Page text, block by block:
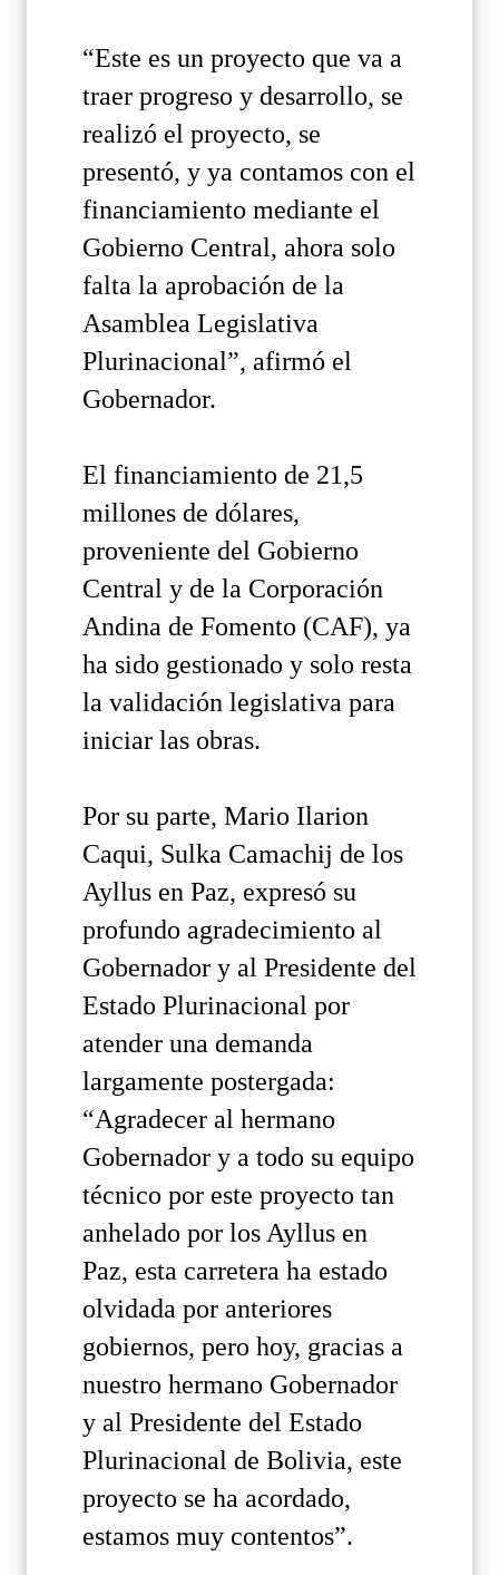
“Este es un proyecto que va a
traer progreso y desarrollo, se
realizó el proyecto, se
presentó, y ya contamos con el
financiamiento mediante el
Gobierno Central, ahora solo
falta la aprobación de la
Asamblea Legislativa
Plurinacional”, afirmó el
Gobernador.
El financiamiento de 21,5
millones de dólares,
proveniente del Gobierno
Central y de la Corporación
Andina de Fomento (CAF), ya
ha sido gestionado y solo resta
la validación legislativa para
iniciar las obras.
Por su parte, Mario Ilarion
Caqui, Sulka Camachij de los
Ayllus en Paz, expresó su
profundo agradecimiento al
Gobernador y al Presidente del
Estado Plurinacional por
atender una demanda
largamente postergada:
“Agradecer al hermano
Gobernador y a todo su equipo
técnico por este proyecto tan
anhelado por los Ayllus en
Paz, esta carretera ha estado
olvidada por anteriores
gobiernos, pero hoy, gracias a
nuestro hermano Gobernador
y al Presidente del Estado
Plurinacional de Bolivia, este
proyecto se ha acordado,
estamos muy contentos”.